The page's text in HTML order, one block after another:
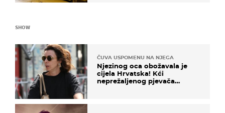
SHOW
ČUVA USPOMENU NA NJEGA
Njezinog oca obožavala je
cijela Hrvatska! Kći
neprežaljenog pjevača